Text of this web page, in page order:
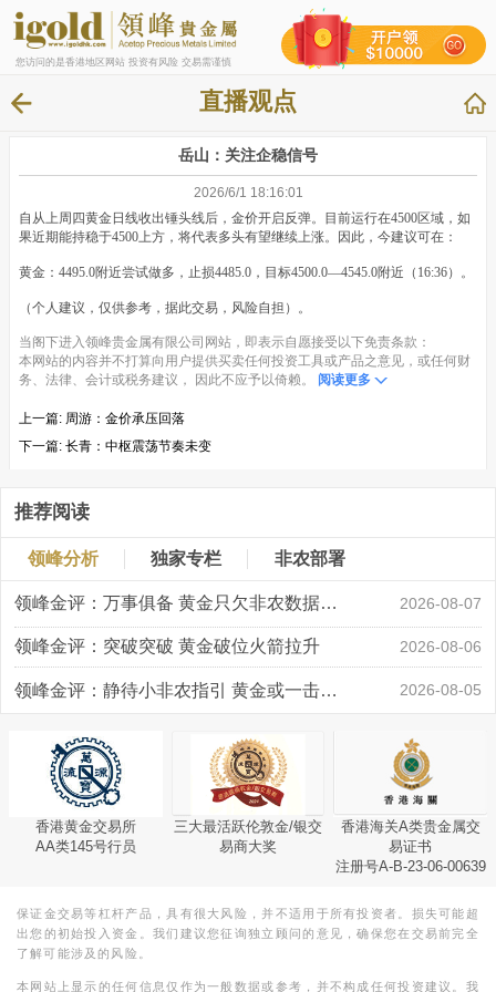
您访问的是香港地区网站 投资有风险 交易需谨慎
直播观点
岳山：关注企稳信号
2026/6/1 18:16:01
自从上周四黄金日线收出锤头线后，金价开启反弹。目前运行在4500区域，如
果近期能持稳于4500上方，将代表多头有望继续上涨。因此，今建议可在：
黄金：4495.0附近尝试做多，止损4485.0，目标4500.0—4545.0附近（16:36）。
（个人建议，仅供参考，据此交易，风险自担）。
当阁下进入领峰贵金属有限公司网站，即表示自愿接受以下免责条款：
本网站的内容并不打算向用户提供买卖任何投资工具或产品之意见，或任何财
务、法律、会计或税务建议， 因此不应予以倚赖。
阅读更多
上一篇: 周游：金价承压回落
下一篇: 长青：中枢震荡节奏未变
推荐阅读
领峰分析 独家专栏 非农部署
领峰金评：万事俱备 黄金只欠非农数据“东风” 2026-08-07
领峰金评：突破突破 黄金破位火箭拉升 2026-08-06
领峰金评：静待小非农指引 黄金或一击破局 2026-08-05
香港黄金交易所
AA类145号行员
三大最活跃伦敦金/银交
易商大奖
香港海关A类贵金属交
易证书
注册号A-B-23-06-00639
保证金交易等杠杆产品，具有很大风险，并不适用于所有投资者。损失可能超
出您的初始投入资金。我们建议您征询独立顾问的意见，确保您在交易前完全
了解可能涉及的风险。
本网站上显示的任何信息仅作为一般数据或参考，并不构成任何投资建议。我